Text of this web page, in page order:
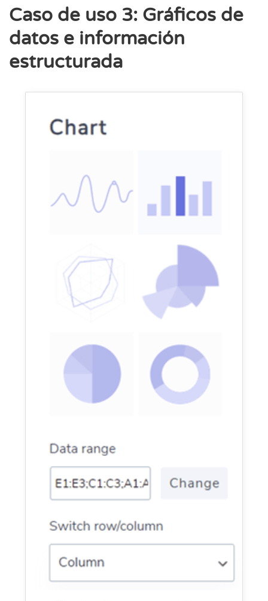
Caso de uso 3: Gráficos de
datos e información
estructurada